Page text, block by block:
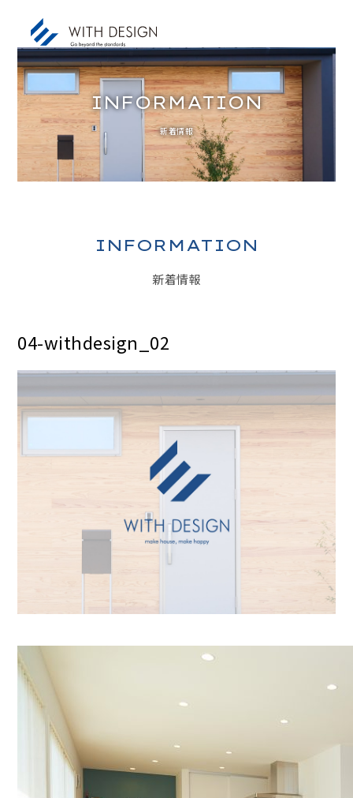
お知らせ / INFORMATION
人生設計 / LIFE PLAN
家づくりのコンセプト / CONCEPT
アフターサービス / AFTER SERVICE
施工事例 / DESIGN IMAGE
INFORMATION
新着情報
INFORMATION
新着情報
04-withdesign_02